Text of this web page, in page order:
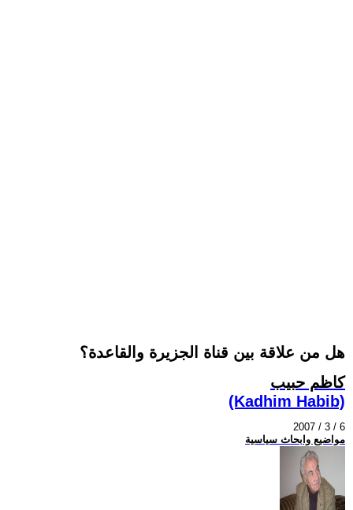
هل من علاقة بين قناة الجزيرة والقاعدة؟
كاظم حبيب
(Kadhim Habib)
2007 / 3 / 6
مواضيع وابحاث سياسية